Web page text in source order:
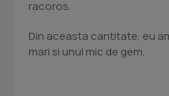
racoros.
Din aceasta cantitate, eu
mari si unul mic de gem.